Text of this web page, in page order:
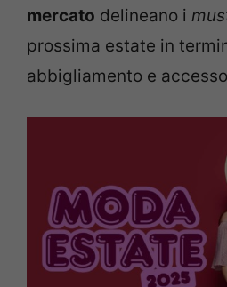
mercato delineano i
prossima estate in
abbigliamento e